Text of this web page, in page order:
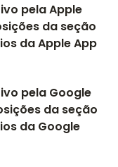
pela Apple
da seção
da Apple App
pela Google
da seção
da Google